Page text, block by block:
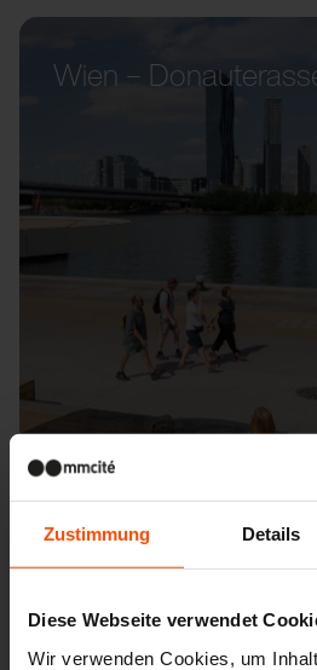
Zustimmung Details
Diese Webseite verwendet
Wir verwenden Cookies, um
Wien –